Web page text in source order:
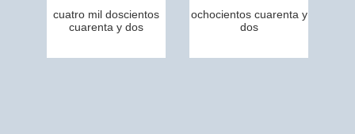
cuatro mil doscientos
cuarenta y dos
ochocientos cuarenta y
dos